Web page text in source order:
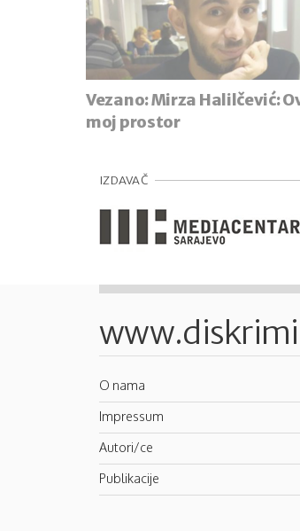
Vezano:Mirza Halilčević:
moj prostor
IZDAVAČ
O nama
Impressum
Autori/ce
Publikacije